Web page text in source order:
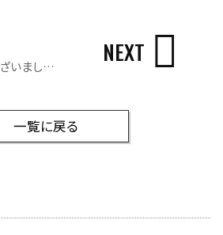
【那須塩原市】上棟がございました🏡 NEXT
一覧に戻る